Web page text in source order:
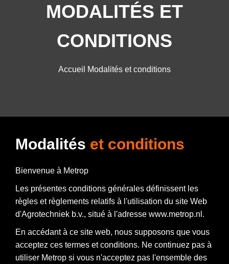
POINTS DE VENTE
MODALITÉS ET
CONDITIONS
Accueil Modalités et conditions
Modalités et conditions
Bienvenue à Metrop
Les présentes conditions générales définissent les
règles et règlements relatifs à l'utilisation du site Web
d'Agrotechniek b.v., situé à l'adresse www.metrop.nl.
En accédant à ce site web, nous supposons que vous
acceptez ces termes et conditions. Ne continuez pas à
utiliser Metrop si vous n'acceptez pas l'ensemble des